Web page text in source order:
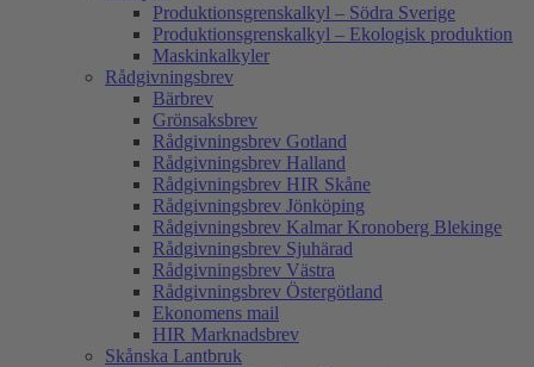
Produktionsgrenskalkyl – Södra Sverige
Produktionsgrenskalkyl – Ekologisk produktion
Maskinkalkyler
Rådgivningsbrev
Bärbrev
Grönsaksbrev
Rådgivningsbrev Gotland
Rådgivningsbrev Halland
Rådgivningsbrev HIR Skåne
Rådgivningsbrev Jönköping
Rådgivningsbrev Kalmar Kronoberg Blekinge
Rådgivningsbrev Sjuhärad
Rådgivningsbrev Västra
Rådgivningsbrev Östergötland
Ekonomens mail
HIR Marknadsbrev
Skånska Lantbruk